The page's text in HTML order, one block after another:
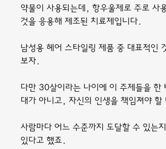
약물이 사용되는데, 항우울제로 주로 사
것을 응용해 제조된 치료제입니다.
남성용 헤어 스타일링 제품 중 대표적
보자.
다만 30살이라는 나이에 이 주제들을
대가 아니고, 자신의 인생을 책임져야 할
사람마다 어느 수준까지 도달할 수 있는
있다고 했죠.